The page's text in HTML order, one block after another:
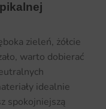
zieleń, żółcie
warto dobierać
idealnie
spokojniejszą